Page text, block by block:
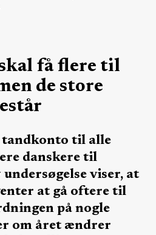
få flere til
de store
tandkonto til alle
danskere til
viser, at
at gå oftere til
på nogle
om året ændrer